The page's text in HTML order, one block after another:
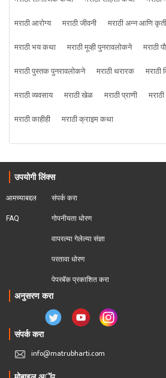
मराठी आरोग्य
मराठी जीवनी मराठी अन्न आणि कृती
मराठी भय कथा
मराठी मूव्ही पुनरावलोकने
मराठी
मराठी पुस्तक पुनरावलोकने
मराठी थरारक
मराठी
मराठी व्यवसाय
मराठी खेळ मराठी प्राणी
मराठी काहीही
मराठी क्राइम कथा
उपयोगी लिंक्स
आमच्याबद्दल
FAQ
संपर्क करा
गोपनीयता धोरण
वापरल्या गेलेल्या संज्ञा
परतावा धोरण
पेपरबॅक प्रकाशित करा
अनुसरण करा
संपर्क करा
info@matrubharti.com